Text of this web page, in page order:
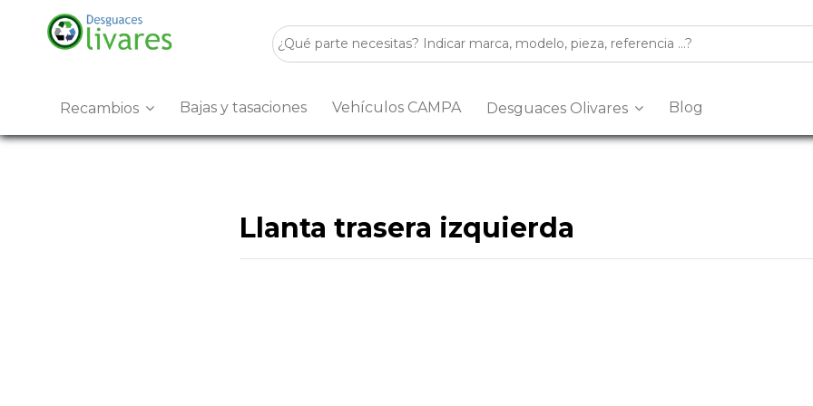
Recambios Bajas y tasaciones Vehículos CAMPA Desguaces Olivares Blog
Llanta trasera izquierda